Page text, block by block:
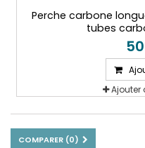
Perche carbone
tubes
Ajouter
COMPARER (0)